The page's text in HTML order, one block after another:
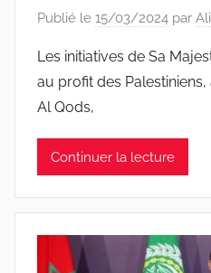
Publié le 15/03/2024 par
Les initiatives de Sa
au profit des Palestiniens,
Al Qods,
Continuer la lecture